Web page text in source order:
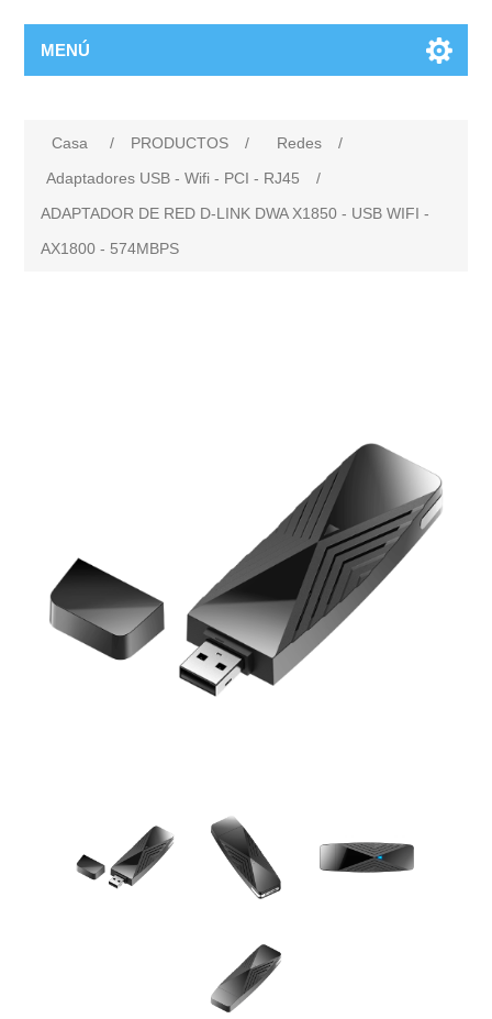
MENÚ
Casa / PRODUCTOS / Redes
/
Adaptadores USB - Wifi - PCI - RJ45
/
ADAPTADOR DE RED D-LINK DWA X1850 - USB WIFI -
AX1800 - 574MBPS